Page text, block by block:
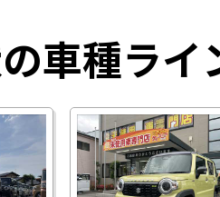
車種ライ